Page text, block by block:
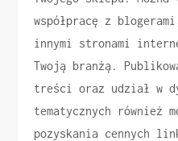
współpracę z
innymi stronami
Twoją branżą.
treści oraz udział w
tematycznych również
pozyskania cennych